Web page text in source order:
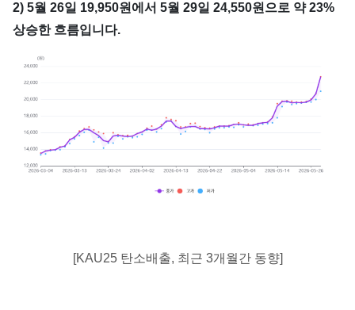
2) 5월 26일 19,950원에서 5월 29일 24,550원으로 약 23%
상승한 흐름입니다.
[KAU25 탄소배출, 최근 3개월간 동향]